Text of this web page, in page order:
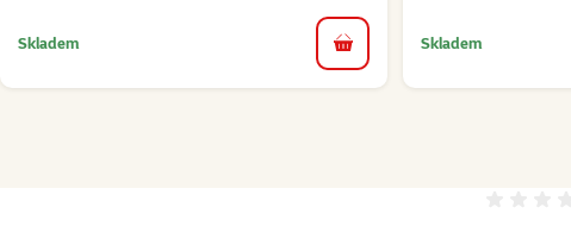
Skladem do košíku Skladem